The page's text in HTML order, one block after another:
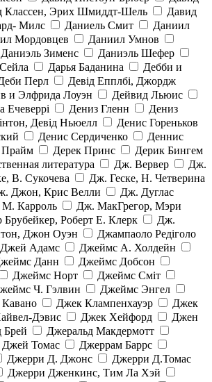
Классен, Эрих Шмиддт-Шель
Давид
Милс Даниель Смит
Даниил
Мордовцев
Даниил Умнов
Даниэль Зименс
Даниэль Шефер
Дарья Баданина
Дебби и
Перл
Девід Епплбі, Джордж
и Элфрида Лоуэн
Дейвид Льюис
Ечеверрі
Дениз Гленн
Дениз
Девід Ньюелл
Денис Гореньков
Денис Сердиченко
Деннис
Прайм Дерек Принс
Дерик Бингем
литература
Дж. Вервер
Дж.
В. Сукочева
Дж. Геске, Н. Четверина
Джон, Крис Велли
Дж. Дуглас
Карроль
Дж. МакГрегор, Мэри
Роберт Е. Клерк
Дж.
Джон Оуэн
Джампаоло Редіголо
Джей Адамс
Джеймс А. Холдейн
Данн
Джеймс Добсон
Джеймс Норт
Джеймс Сміт
Ч. Гэлвин
Джеймс Энгел
Джек Клампенхауэр
Джек
Дэвис Джек Хейфорд
Джен
Брей
Джеральд Макдермотт
Джей Томас
Джеррам Баррс
Джерри Д. Джонс
Джерри Д.Томас
Джерри Дженкинс, Тим Ла Хэй